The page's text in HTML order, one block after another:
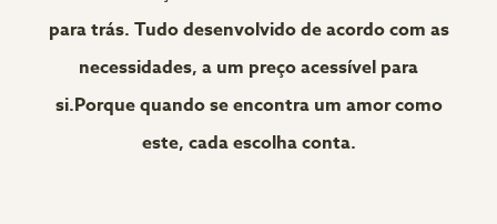
para trás. Tudo desenvolvido de acordo com as
necessidades, a um preço acessível para
si.Porque quando se encontra um amor como
este, cada escolha conta.